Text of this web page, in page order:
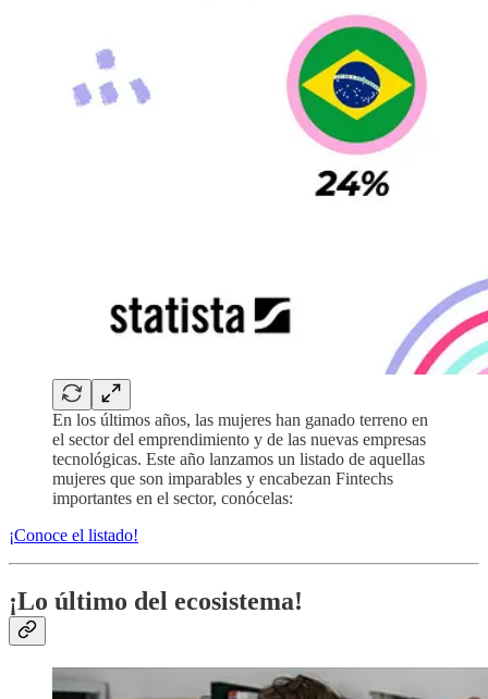
En los últimos años, las mujeres han ganado terreno en
el sector del emprendimiento y de las nuevas empresas
tecnológicas. Este año lanzamos un listado de aquellas
mujeres que son imparables y encabezan Fintechs
importantes en el sector, conócelas:
¡Conoce el listado!
¡Lo último del ecosistema!